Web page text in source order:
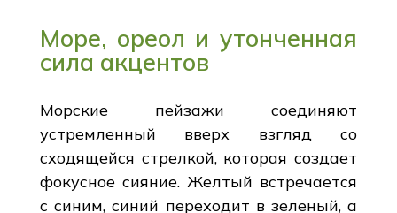
Море, ореол и утонченная
сила акцентов
Морские пейзажи соединяют
устремленный вверх взгляд со
сходящейся стрелкой, которая создает
фокусное сияние. Желтый встречается
с синим, синий переходит в зеленый, а